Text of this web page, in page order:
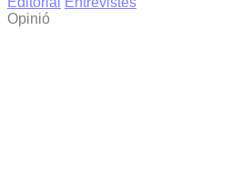
Opinió